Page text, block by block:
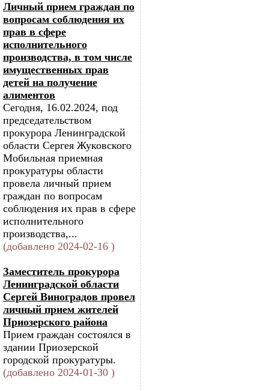
Личный прием граждан по
вопросам соблюдения их
прав в сфере
исполнительного
производства, в том числе
имущественных прав
детей на получение
алиментов
Сегодня, 16.02.2024, под
председательством
прокурора Ленинградской
области Сергея Жуковского
Мобильная приемная
прокуратуры области
провела личный прием
граждан по вопросам
соблюдения их прав в сфере
исполнительного
производства,...
(добавлено 2024-02-16 )
Заместитель прокурора
Ленинградской области
Сергей Виноградов провел
личный прием жителей
Приозерского района
Прием граждан состоялся в
здании Приозерской
городской прокуратуры.
(добавлено 2024-01-30 )